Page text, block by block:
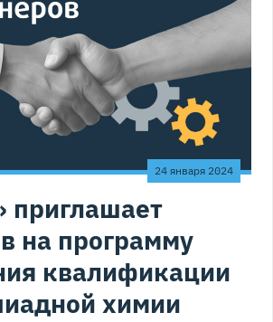
24 января 2024
приглашает
на программу
квалификации
химии